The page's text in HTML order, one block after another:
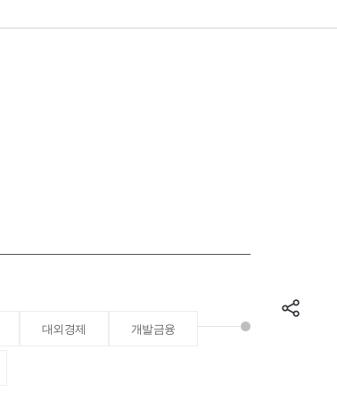
대외경제 개발금융